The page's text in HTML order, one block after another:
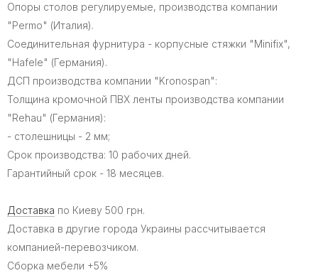
Опоры столов регулируемые, производства компании
"Permo" (Италия).
Соединительная фурнитура - корпусные стяжки "Minifix",
"Hafele" (Германия).
ДСП производства компании "Kronospan":
Толщина кромочной ПВХ ленты производства компании
"Rehau" (Германия):
- столешницы - 2 мм;
Срок производства: 10 рабочих дней.
Гарантийный срок - 18 месяцев.
Доставка по Киеву 500 грн.
Доставка в другие города Украины рассчитывается
компанией-перевозчиком.
Сборка мебели +5%